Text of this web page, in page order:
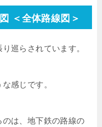
＜全体路線図＞
巡らされています。
感じです。
は、地下鉄の路線の